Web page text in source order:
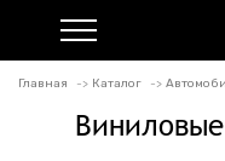
Главная Каталог